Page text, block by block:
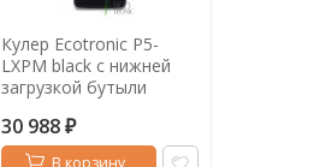
Кулер Ecotronic P5-
LXPM black с нижней
загрузкой бутыли
30 988 ₽
В корзину